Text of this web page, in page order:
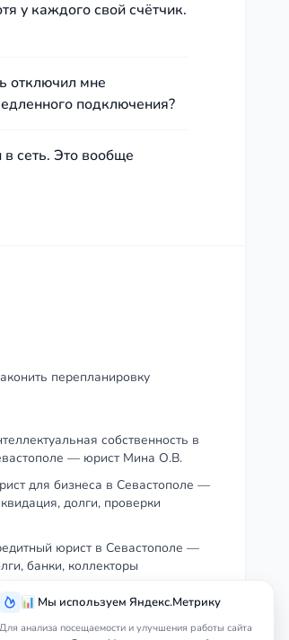
📊 Мы используем Яндекс.Метрику
Для анализа посещаемости и улучшения работы сайта
у каждого свой счётчик.
отключил мне
подключения?
сеть. Это вообще
перепланировку
собственность в
— юрист Мина О.В.
для бизнеса в Севастополе —
долги, проверки
юрист в Севастополе —
банки, коллекторы